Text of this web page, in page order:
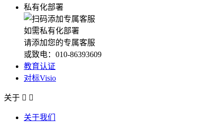
私有化部署
如需私有化部署
请添加您的专属客服
或致电：010-86393609
教育认证
对标Visio
关于  
关于我们